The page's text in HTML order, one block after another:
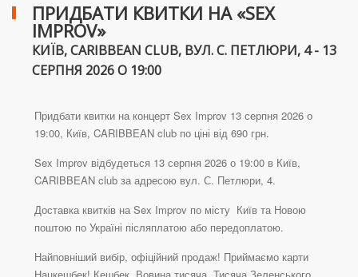
ПРИДБАТИ КВИТКИ НА «SEX
IMPROV»
КИЇВ, CARIBBEAN CLUB, ВУЛ. С. ПЕТЛЮРИ, 4 - 13
СЕРПНЯ 2026 О 19:00
Придбати квитки на концерт Sex Improv 13 серпня 2026 о
19:00, Київ, CARIBBEAN club по ціні від 690 грн.
Sex Improv відбудеться 13 серпня 2026 о 19:00 в Київ,
CARIBBEAN club за адресою вул. С. Петлюри, 4.
Доставка квитків на Sex Improv по місту Київ та Новою
поштою по Україні післяплатою або передоплатою.
Найповніший вибір, офіційний продаж! Приймаємо карти